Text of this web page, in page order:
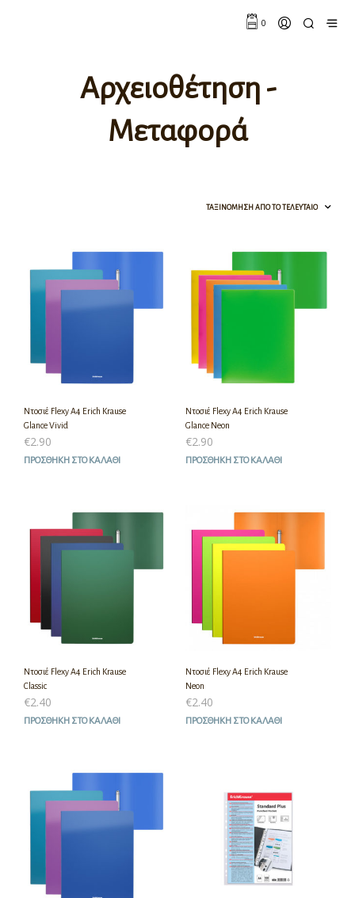
0
Αρχειοθέτηση -
Μεταφορά
Ντοσιέ Flexy A4 Erich Krause
Glance Vivid
€2.90
ΠΡΟΣΘΉΚΗ ΣΤΟ ΚΑΛΆΘΙ
Ντοσιέ Flexy A4 Erich Krause
Glance Neon
€2.90
ΠΡΟΣΘΉΚΗ ΣΤΟ ΚΑΛΆΘΙ
Ντοσιέ Flexy A4 Erich Krause
Classic
€2.40
ΠΡΟΣΘΉΚΗ ΣΤΟ ΚΑΛΆΘΙ
Ντοσιέ Flexy A4 Erich Krause
Neon
€2.40
ΠΡΟΣΘΉΚΗ ΣΤΟ ΚΑΛΆΘΙ